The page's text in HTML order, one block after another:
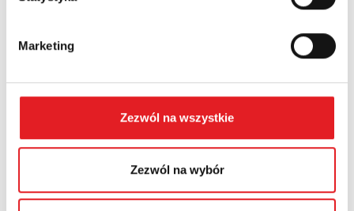
Marketing
Zezwól na wszystkie
Zezwól na wybór
I consent to the processing of my personal data by
personal data in thePrivacy Policy*
*